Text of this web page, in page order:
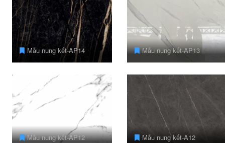
Mẫu nung kết-AP14 Mẫu nung kết-AP13
Mẫu nung kết-AP12 Mẫu nung kết-A12